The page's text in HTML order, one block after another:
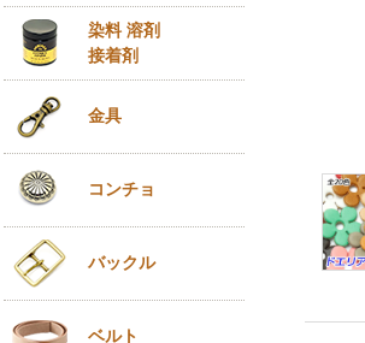
染料 溶剤
接着剤
金具
コンチョ
バックル
ベルト